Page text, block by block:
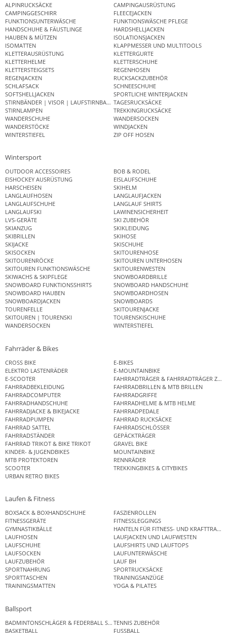
ALPINRUCKSÄCKE
CAMPINGAUSRÜSTUNG
CAMPINGGESCHIRR
FLEECEJACKEN
FUNKTIONSUNTERWÄSCHE
FUNKTIONSWÄSCHE PFLEGE
HANDSCHUHE & FÄUSTLINGE
HARDSHELLJACKEN
HAUBEN & MÜTZEN
ISOLATIONSJACKEN
ISOMATTEN
KLAPPMESSER UND MULTITOOLS
KLETTERAUSRÜSTUNG
KLETTERGURTE
KLETTERHELME
KLETTERSCHUHE
KLETTERSTEIGSETS
REGENHOSEN
REGENJACKEN
RUCKSACKZUBEHÖR
SCHLAFSACK
SCHNEESCHUHE
SOFTSHELLJACKEN
SPORTLICHE WINTERJACKEN
STIRNBÄNDER | VISOR | LAUFSTIRNBANDTAGESRUCKSÄCKE
STIRNLAMPEN
TREKKINGRUCKSÄCKE
WANDERSCHUHE
WANDERSOCKEN
WANDERSTÖCKE
WINDJACKEN
WINTERSTIEFEL
ZIP OFF HOSEN
Wintersport
OUTDOOR ACCESSOIRES
BOB & RODEL
EISHOCKEY AUSRÜSTUNG
EISLAUFSCHUHE
HARSCHEISEN
SKIHELM
LANGLAUFHOSEN
LANGLAUFJACKEN
LANGLAUFSCHUHE
LANGLAUF SHIRTS
LANGLAUFSKI
LAWINENSICHERHEIT
LVS-GERÄTE
SKI ZUBEHÖR
SKIANZUG
SKIKLEIDUNG
SKIBRILLEN
SKIHOSE
SKIJACKE
SKISCHUHE
SKISOCKEN
SKITOURENHOSE
SKITOURENRÖCKE
SKITOUREN UNTERHOSEN
SKITOUREN FUNKTIONSWÄSCHE
SKITOURENWESTEN
SKIWACHS & SKIPFLEGE
SNOWBOARDBRILLE
SNOWBOARD FUNKTIONSSHIRTS
SNOWBOARD HANDSCHUHE
SNOWBOARD HAUBEN
SNOWBOARDHOSEN
SNOWBOARDJACKEN
SNOWBOARDS
TOURENFELLE
SKITOURENJACKE
SKITOUREN | TOURENSKI
TOURENSKISCHUHE
WANDERSOCKEN
WINTERSTIEFEL
Fahrräder & Bikes
CROSS BIKE
E-BIKES
ELEKTRO LASTENRÄDER
E-MOUNTAINBIKE
E-SCOOTER
FAHRRADTRÄGER & FAHRRADTRÄGER
FAHRRADBEKLEIDUNG
FAHRRADBRILLEN & MTB BRILLEN
FAHRRADCOMPUTER
FAHRRADGRIFFE
FAHRRADHANDSCHUHE
FAHRRADHELME & MTB HELME
FAHRRADJACKE & BIKEJACKE
FAHRRADPEDALE
FAHRRADPUMPEN
FAHRRAD RUCKSÄCKE
FAHRRAD SATTEL
FAHRRADSCHLÖSSER
FAHRRADSTÄNDER
GEPÄCKTRÄGER
FAHRRAD TRIKOT & BIKE TRIKOT
GRAVEL BIKE
KINDER- & JUGENDBIKES
MOUNTAINBIKE
MTB PROTEKTOREN
RENNRÄDER
SCOOTER
TREKKINGBIKES & CITYBIKES
URBAN RETRO BIKES
Laufen & Fitness
BOXSACK & BOXHANDSCHUHE
FASZIENROLLEN
FITNESSGERÄTE
FITNESSLEGGINGS
GYMNASTIKBÄLLE
HANTELN FÜR FITNESS- UND
LAUFHOSEN
LAUFJACKEN UND LAUFWESTEN
LAUFSCHUHE
LAUFSHIRTS UND LAUFTOPS
LAUFSOCKEN
LAUFUNTERWÄSCHE
LAUFZUBEHÖR
LAUF BH
SPORTNAHRUNG
SPORTRUCKSÄCKE
SPORTTASCHEN
TRAININGSANZÜGE
TRAININGSMATTEN
YOGA & PILATES
Ballsport
BADMINTONSCHLÄGER & FEDERBALL SETSTENNIS ZUBEHÖR
BASKETBALL
FUSSBALL